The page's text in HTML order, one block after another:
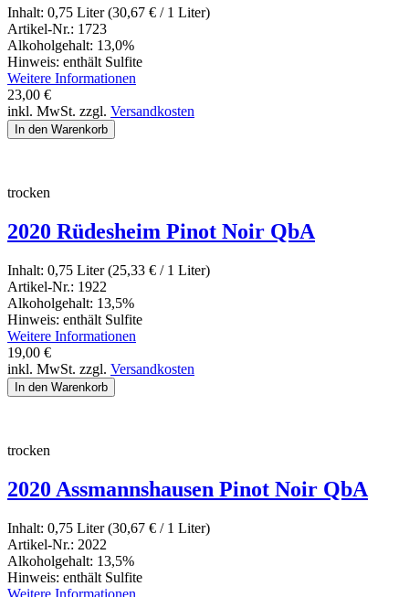
Inhalt: 0,75 Liter (30,67 € / 1 Liter)
Artikel-Nr.: 1723
Alkoholgehalt: 13,0%
Hinweis: enthält Sulfite
Weitere Informationen
23,00 €
inkl. MwSt. zzgl. Versandkosten
trocken
2020 Rüdesheim Pinot Noir QbA
Inhalt: 0,75 Liter (25,33 € / 1 Liter)
Artikel-Nr.: 1922
Alkoholgehalt: 13,5%
Hinweis: enthält Sulfite
Weitere Informationen
19,00 €
inkl. MwSt. zzgl. Versandkosten
trocken
2020 Assmannshausen Pinot Noir QbA
Inhalt: 0,75 Liter (30,67 € / 1 Liter)
Artikel-Nr.: 2022
Alkoholgehalt: 13,5%
Hinweis: enthält Sulfite
Weitere Informationen